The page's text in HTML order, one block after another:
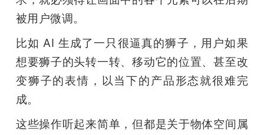
被用户微调。
比如 AI 生成了一只很逼真的狮子，用户如果
想要狮子的头转一转、移动它的位置、甚至改
变狮子的表情，以当下的产品形态就很难完
成。
这些操作听起来简单，但都是关于物体空间属